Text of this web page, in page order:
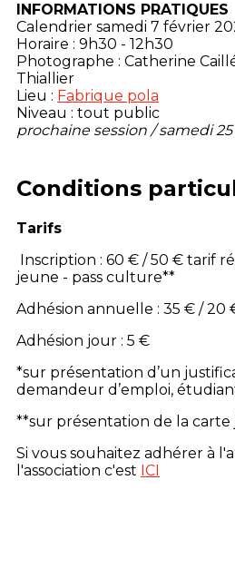
INFORMATIONS PRATIQUES
Calendrier samedi 7 février
Horaire : 9h30 - 12h30
Photographe : Catherine
Thiallier
Lieu : Fabrique pola
Niveau : tout public
prochaine session / samedi 25
Conditions
Tarifs
Inscription : 60 € / 50 € tarif
jeune - pass culture**
Adhésion annuelle : 35 € / 20
Adhésion jour : 5 €
*sur présentation d’un
demandeur d’emploi,
**sur présentation de la carte
Si vous souhaitez adhérer à
l'association c'est ICI